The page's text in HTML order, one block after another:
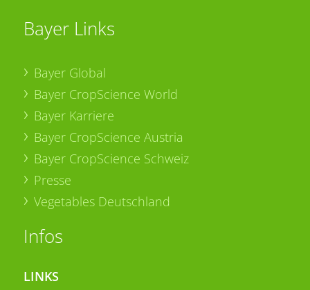
Bayer Links
Bayer Global
Bayer CropScience World
Bayer Karriere
Bayer CropScience Austria
Bayer CropScience Schweiz
Presse
Vegetables Deutschland
Infos
LINKS